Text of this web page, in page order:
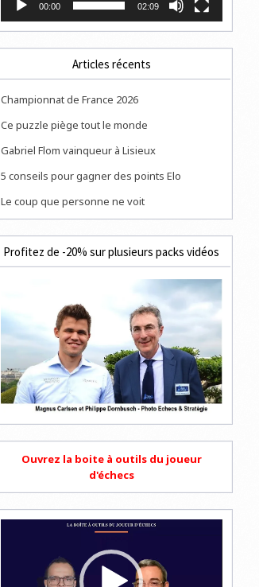
00:00 02:09
Articles récents
Championnat de France 2026
Ce puzzle piège tout le monde
Gabriel Flom vainqueur à Lisieux
5 conseils pour gagner des points Elo
Le coup que personne ne voit
Profitez de -20% sur plusieurs packs vidéos
Ouvrez la boite à outils du joueur
d'échecs